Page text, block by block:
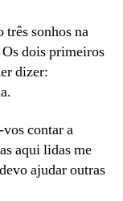
três sonhos na
dois primeiros
dizer:
vos contar a
aqui lidas me
ajudar outras